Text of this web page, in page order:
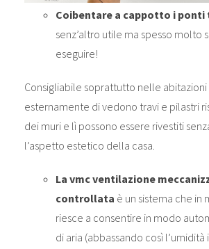
Coibentare a cappotto i ponti
senz’altro utile ma spesso molto
eseguire!
Consigliabile soprattutto nelle
esternamente di vedono travi e pilastri
dei muri e lì possono essere rivestiti
l’aspetto estetico della casa.
La vmc ventilazione
controllata è un sistema che
riesce a consentire in modo
di aria (abbassando così l’umidità